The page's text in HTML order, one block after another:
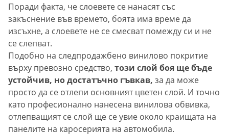
Поради факта, че слоевете се нанасят със
закъснение във времето, боята има време да
изсъхне, а слоевете не се смесват помежду си и не
се слепват.
Подобно на следпродажбено винилово покритие
върху превозно средство, този слой боя ще бъде
устойчив, но достатъчно гъвкав, за да може
просто да се отлепи основният цветен слой. И точно
като професионално нанесена винилова обвивка,
отлепващият се слой ще се увие около краищата на
панелите на каросерията на автомобила.